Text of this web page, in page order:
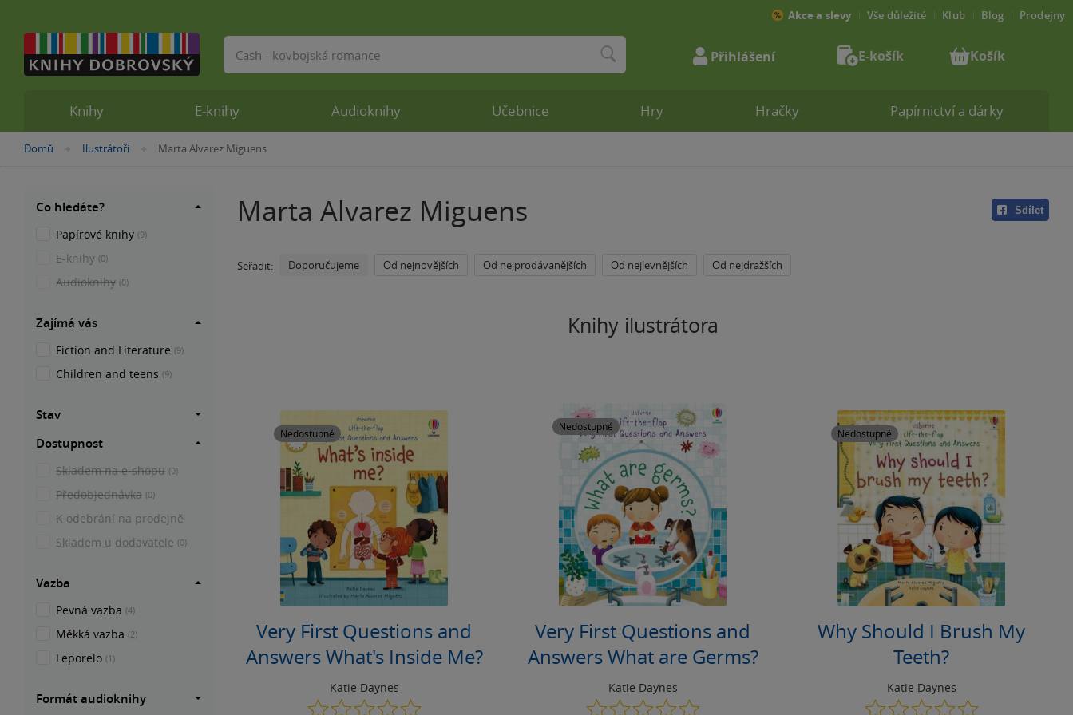
Nacházíte
Domů »
Ilustrátoři »
Marta Alvarez Miguens
Marta Alvarez Miguens Sdílet
Seřadit: Doporučujeme Od nejnovějších Od nejprodávanějších Od nejlevnějších Od nejdražších
Knihy ilustrátora
Nedostupné
Very First Questions and
Answers What's Inside Me?
Katie Daynes
0.0
Nedostupné
Very First Questions and
Answers What are Germs?
Katie Daynes
0.0
Nedostupné
Why Should I Brush My
Teeth?
Katie Daynes
0.0
Co hledáte?
Papírové knihy (9)
E-knihy (0)
Audioknihy (0)
Zajímá vás
Fiction and Literature (9)
Children and teens (9)
Stav
Dostupnost
Skladem na e-shopu (0)
Předobjednávka (0)
K odebrání na prodejně
Skladem u dodavatele (0)
Vazba
Pevná vazba (4)
Měkká vazba (2)
Leporelo (1)
Formát audioknihy
Knihy E-knihy Audioknihy Učebnice Hry Hračky Papírnictví a dárky
Akce a slevy Vše důležité Klub Blog Prodejny
Vyhledávání Přihlášení E-košík Košík